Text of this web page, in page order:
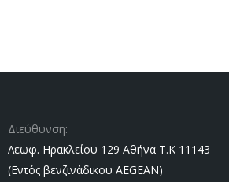
Διεύθυνση:
Λεωφ. Ηρακλείου 129 Αθήνα Τ.Κ 11143
(Εντός βενζινάδικου AEGEAN)